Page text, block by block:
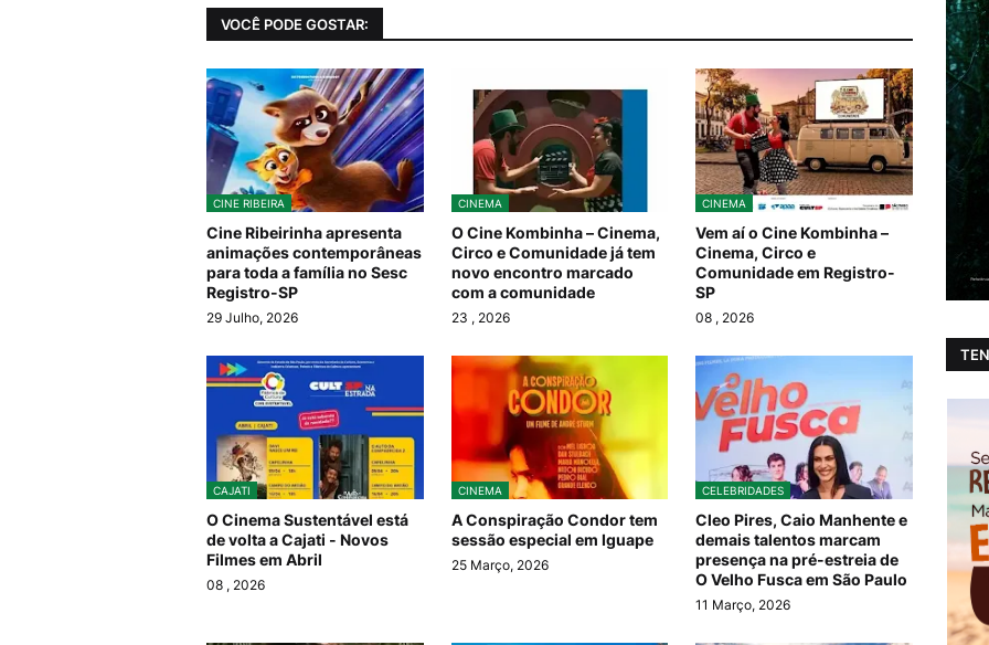
VOCÊ PODE GOSTAR:
CINE RIBEIRA
Cine Ribeirinha apresenta
animações contemporâneas
para toda a família no Sesc
Registro-SP
29 Julho, 2026
CINEMA
O Cine Kombinha – Cinema,
Circo e Comunidade já tem
novo encontro marcado
com a comunidade
23 , 2026
CINEMA
Vem aí o Cine Kombinha –
Cinema, Circo e
Comunidade em Registro-
SP
08 , 2026
CAJATI
O Cinema Sustentável está
de volta a Cajati - Novos
Filmes em Abril
08 , 2026
CINEMA
A Conspiração Condor tem
sessão especial em Iguape
25 Março, 2026
CELEBRIDADES
Cleo Pires, Caio Manhente e
demais talentos marcam
presença na pré-estreia de
O Velho Fusca em São Paulo
11 Março, 2026